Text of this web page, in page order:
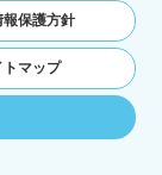
る目的
購入された
種類や期
銀行口座番
に関する
ようにす
報保護方針
トマップ